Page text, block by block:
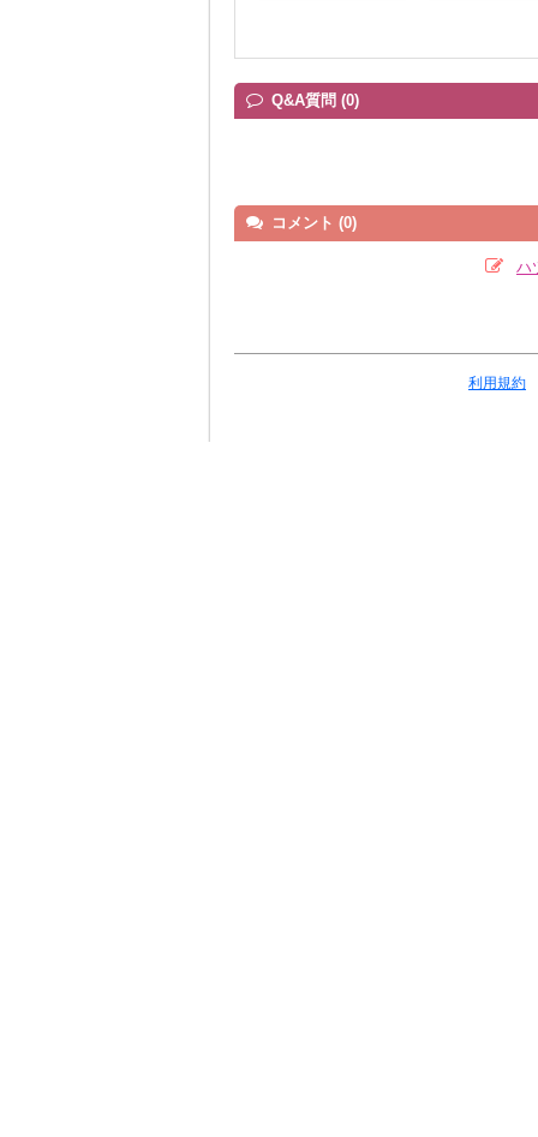
Q&A質問 (0)
コメント (0)
ハ
利用規約